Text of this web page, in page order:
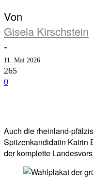
Von
Gisela Kirschstein
-
11. Mai 2026
265
0
Auch die rheinland-
Spitzenkandidatin Katrin
der komplette